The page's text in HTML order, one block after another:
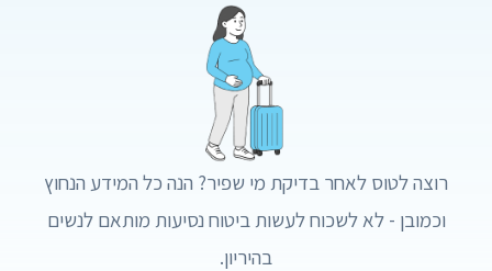
רוצה לטוס לאחר בדיקת מי שפיר? הנה כל המידע הנחוץ
וכמובן - לא לשכוח לעשות ביטוח נסיעות מותאם לנשים
בהיריון.